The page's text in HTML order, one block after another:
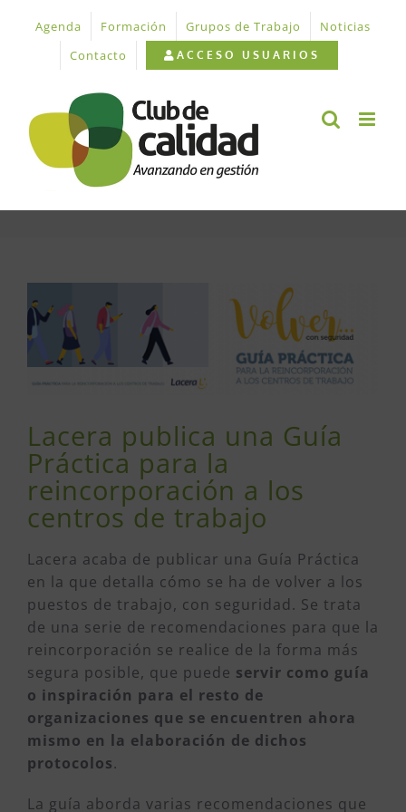
contenido
Agenda Formación Grupos de Trabajo
Noticias
Contacto
ACCESO USUARIOS
imagen
más
grande
Lacera publica una Guía
Práctica para la
reincorporación a los
centros de trabajo
Lacera acaba de publicar una Guía Práctica
en la que detalla cómo se ha de volver a los
puestos de trabajo, con seguridad. Se trata
de una serie de recomendaciones para que la
reincorporación se realice de la forma más
segura posible, que puede servir como guía
o inspiración para el resto de
organizaciones que se encuentren ahora
mismo en la elaboración de dichos
protocolos.
La guía aborda varias recomendaciones que